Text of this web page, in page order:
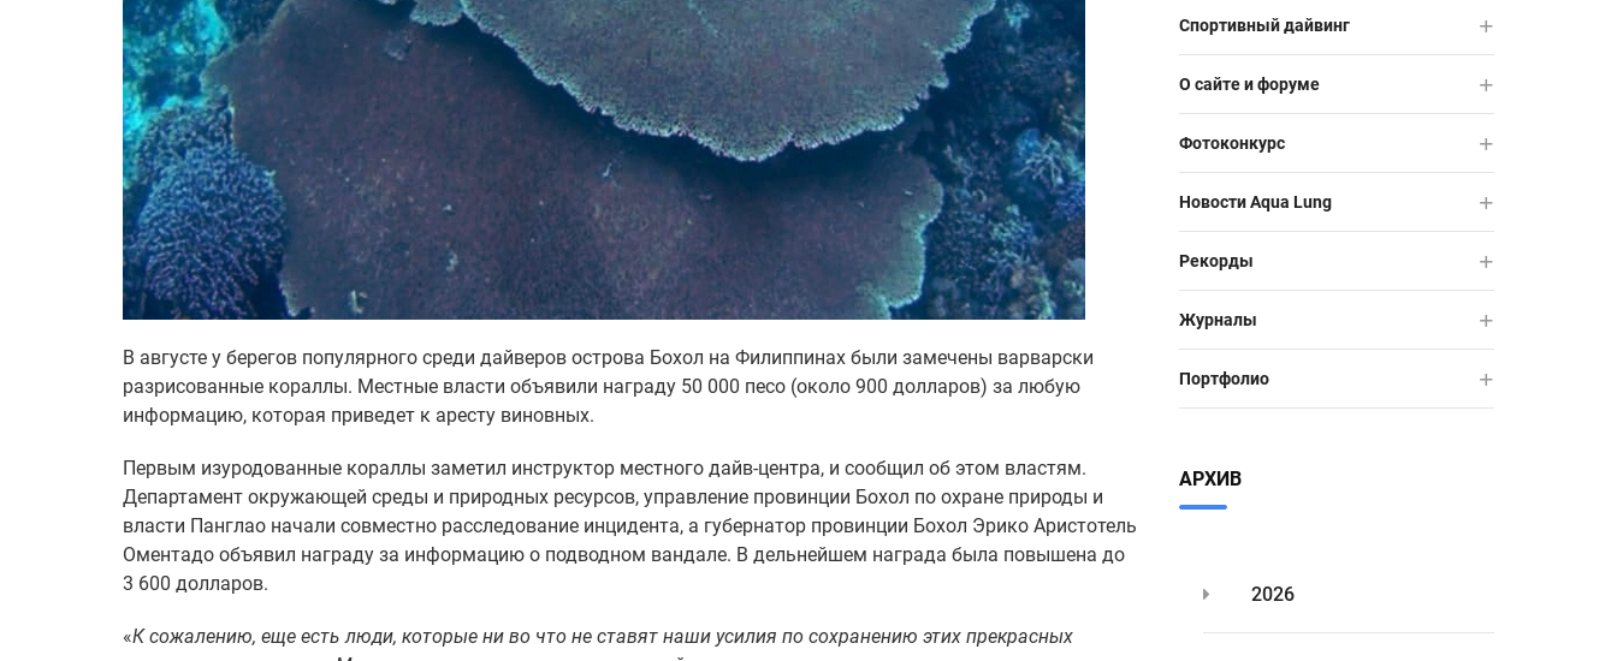
В августе у берегов популярного среди дайверов острова Бохол на Филиппинах были замечены варварски
разрисованные кораллы. Местные власти объявили награду 50 000 песо (около 900 долларов) за любую
информацию, которая приведет к аресту виновных.
Первым изуродованные кораллы заметил инструктор местного дайв-центра, и сообщил об этом властям.
Департамент окружающей среды и природных ресурсов, управление провинции Бохол по охране природы и
власти Панглао начали совместно расследование инцидента, а губернатор провинции Бохол Эрико Аристотель
Оментадо объявил награду за информацию о подводном вандале. В дельнейшем награда была повышена до
3 600 долларов.
«К сожалению, еще есть люди, которые ни во что не ставят наши усилия по сохранению этих прекрасных
Спортивный дайвинг
О сайте и форуме
Фотоконкурс
Новости Aqua Lung
Рекорды
Журналы
Портфолио
АРХИВ
2026